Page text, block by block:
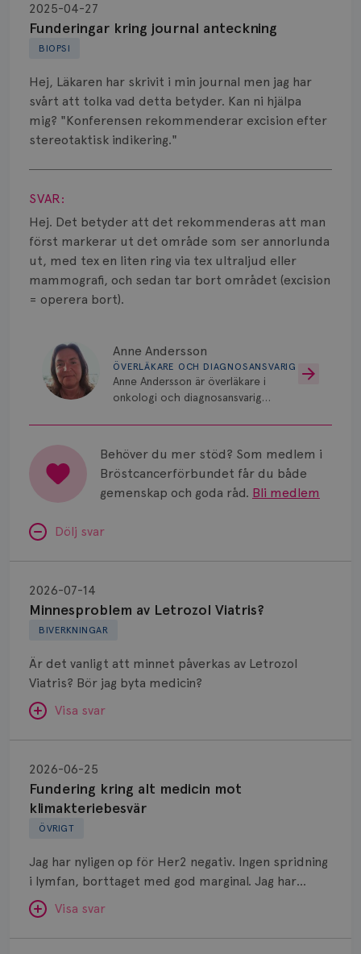
BIOPSI
Funderingar kring journal anteckning
2025-04-27
Hej, Läkaren har skrivit i min journal men jag har
svårt att tolka vad detta betyder. Kan ni hjälpa
mig? "Konferensen rekommenderar excision efter
stereotaktisk indikering."
Visa svar
SVAR:
Hej. Det betyder att det rekommenderas att man
först markerar ut det område som ser annorlunda
ut, med tex en liten ring via tex ultraljud eller
mammografi, och sedan tar bort området (excision
= operera bort).
Anne Andersson
ÖVERLÄKARE OCH DIAGNOSANSVARIG
Anne Andersson är överläkare i
onkologi och diagnosansvarig
Universitetssjukhus i Umeå.
Behöver du mer stöd? Som medlem i
Bröstcancerförbundet får du både
gemenskap och goda råd. Bli medlem
Dölj svar
BIVERKNINGAR
Minnesproblem av Letrozol Viatris?
2026-07-14
Är det vanligt att minnet påverkas av Letrozol
Viatris? Bör jag byta medicin?
Visa svar
SVAR:
Hej. Oavsett vilken hormonsänkande behandling
(men även cytostatika) man får så kan en del
uppleva negativ påverkan på minnet. Prata din
märke eller annan aromatashämmare. Det kan ofta
vara bra att ha en paus först, för att se att
besvären blir bättre, men bäst är att prata med
Letrozol
Viatris?
ÖVRIGT
Fundering kring alt medicin mot
klimakteriebesvär
2026-06-25
Jag har nyligen op för Her2 negativ. Ingen spridning
i lymfan, borttaget med god marginal. Jag har
genomgått en 5 dagars strålning och är färdig
behandlad. Efter att jag nu slutat med östrogen-
lenzetto, har klimakteriebesvären kommit med
Visa svar
kring
medicin
Biopsi
Biverkningar
Bröstvårta
Knöl
Typ av bröstcancer
Smärta
Prognos
Risker
Spridd bröstcancer
Strålning